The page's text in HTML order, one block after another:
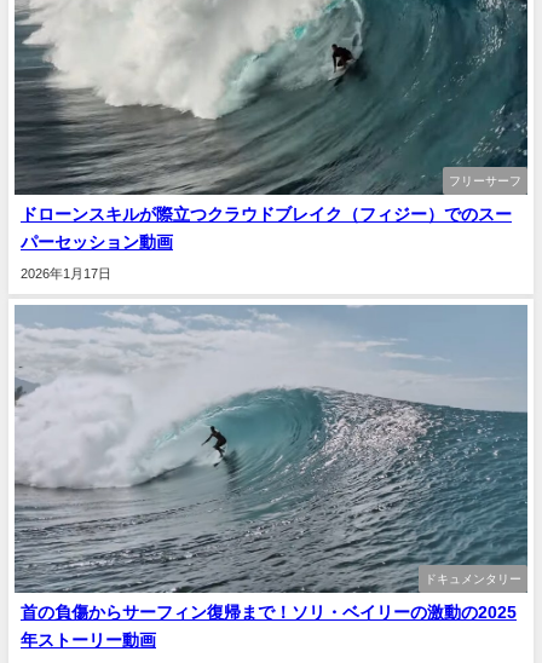
フリーサーフ
ドローンスキルが際立つクラウドブレイク（フィジー）でのスー
パーセッション動画
2026年1月17日
ドキュメンタリー
首の負傷からサーフィン復帰まで！ソリ・ベイリーの激動の2025
年ストーリー動画